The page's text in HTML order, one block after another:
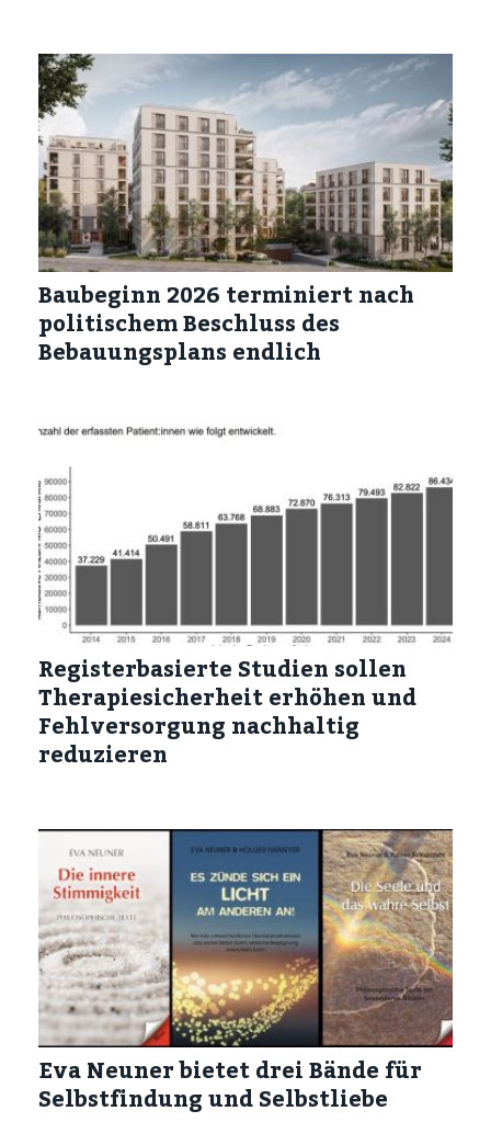
Baubeginn 2026 terminiert nach
politischem Beschluss des
Bebauungsplans endlich
Registerbasierte Studien sollen
Therapiesicherheit erhöhen und
Fehlversorgung nachhaltig
reduzieren
Eva Neuner bietet drei Bände für
Selbstfindung und Selbstliebe